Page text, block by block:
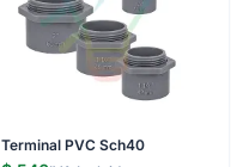
Terminal PVC Sch40